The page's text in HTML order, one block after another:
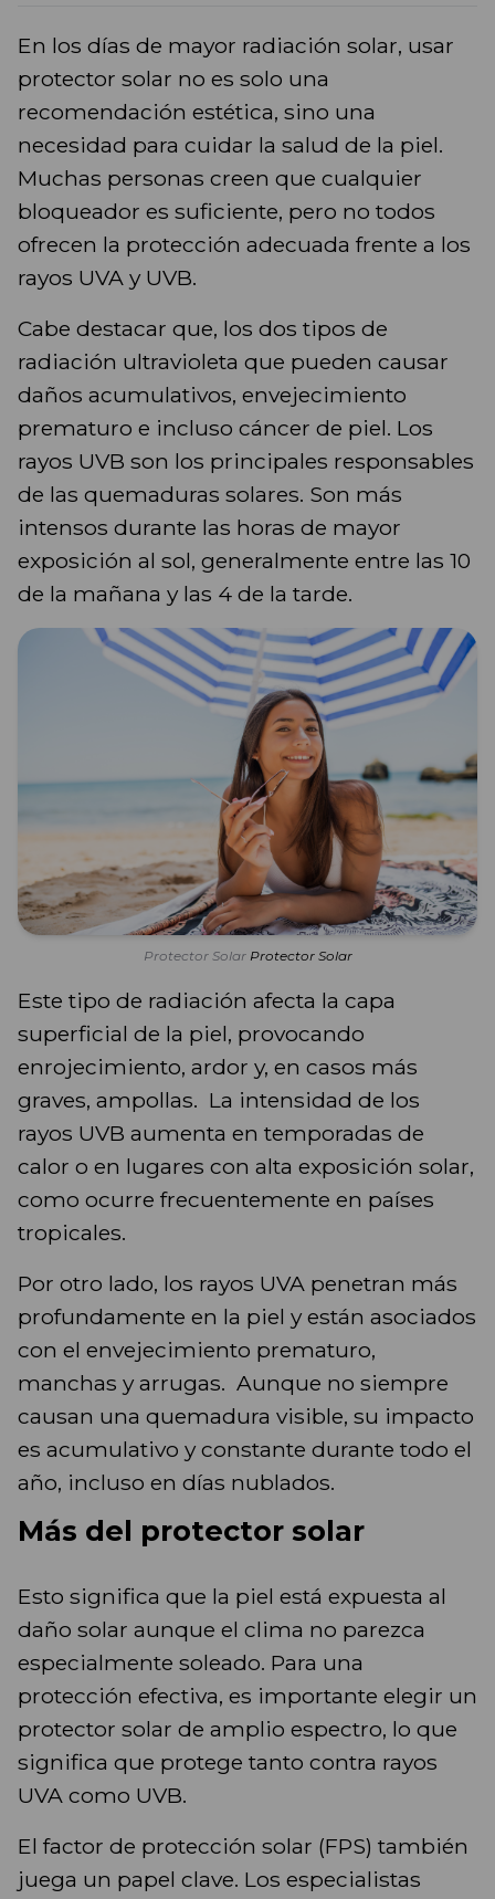
En los días de mayor radiación solar, usar
protector solar no es solo una
recomendación estética, sino una
necesidad para cuidar la salud de la piel.
Muchas personas creen que cualquier
bloqueador es suficiente, pero no todos
ofrecen la protección adecuada frente a los
rayos UVA y UVB.
Cabe destacar que, los dos tipos de
radiación ultravioleta que pueden causar
daños acumulativos, envejecimiento
prematuro e incluso cáncer de piel. Los
rayos UVB son los principales responsables
de las quemaduras solares. Son más
intensos durante las horas de mayor
exposición al sol, generalmente entre las 10
de la mañana y las 4 de la tarde.
Protector Solar Protector Solar
Este tipo de radiación afecta la capa
superficial de la piel, provocando
enrojecimiento, ardor y, en casos más
graves, ampollas. La intensidad de los
rayos UVB aumenta en temporadas de
calor o en lugares con alta exposición solar,
como ocurre frecuentemente en países
tropicales.
Por otro lado, los rayos UVA penetran más
profundamente en la piel y están asociados
con el envejecimiento prematuro,
manchas y arrugas. Aunque no siempre
causan una quemadura visible, su impacto
es acumulativo y constante durante todo el
año, incluso en días nublados.
Más del protector solar
Esto significa que la piel está expuesta al
daño solar aunque el clima no parezca
especialmente soleado. Para una
protección efectiva, es importante elegir un
protector solar de amplio espectro, lo que
significa que protege tanto contra rayos
UVA como UVB.
El factor de protección solar (FPS) también
juega un papel clave. Los especialistas